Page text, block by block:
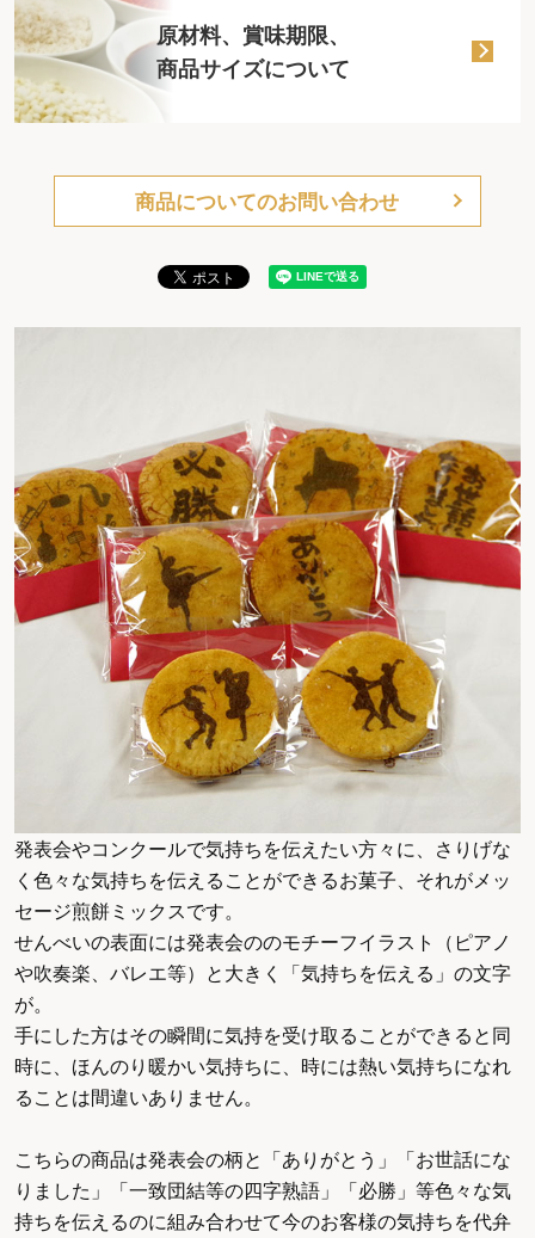
原材料、賞味期限、
商品サイズについて
商品についてのお問い合わせ
発表会やコンクールで気持ちを伝えたい方々に、さりげな
く色々な気持ちを伝えることができるお菓子、それがメッ
セージ煎餅ミックスです。
せんべいの表面には発表会ののモチーフイラスト（ピアノ
や吹奏楽、バレエ等）と大きく「気持ちを伝える」の文字
が。
手にした方はその瞬間に気持を受け取ることができると同
時に、ほんのり暖かい気持ちに、時には熱い気持ちになれ
ることは間違いありません。
こちらの商品は発表会の柄と「ありがとう」「お世話にな
りました」「一致団結等の四字熟語」「必勝」等色々な気
持ちを伝えるのに組み合わせて今のお客様の気持ちを代弁